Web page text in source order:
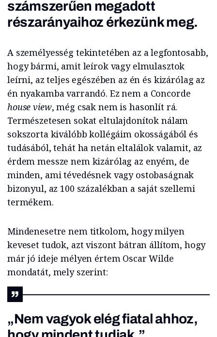
számszerűen megadott
részarányaihoz érkezünk meg.
A személyesség tekintetében az a legfontosabb,
hogy bármi, amit leírok vagy elmulasztok
leírni, az teljes egészében az én és kizárólag az
én nyakamba varrandó. Ez nem a Concorde
house view, még csak nem is hasonlít rá.
Természetesen sokat eltulajdonítok nálam
sokszorta kiválóbb kollégáim okosságából és
tudásából, tehát ha netán eltalálok valamit, az
érdem messze nem kizárólag az enyém, de
minden, ami tévedésnek vagy ostobaságnak
bizonyul, az 100 százalékban a saját szellemi
termékem.
Mindenesetre nem titkolom, hogy milyen
keveset tudok, azt viszont bátran állítom, hogy
már jó ideje mélyen értem Oscar Wilde
mondatát, mely szerint:
„Nem vagyok elég fiatal ahhoz,